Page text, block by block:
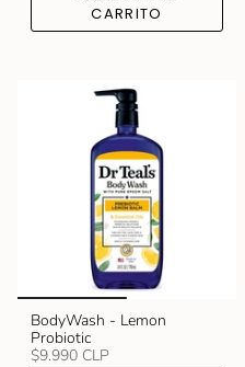
CARRITO
BodyWash - Lemon
Probiotic
$9.990 CLP